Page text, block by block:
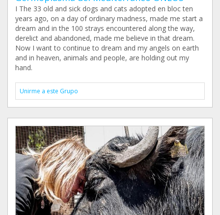
I The 33 old and sick dogs and cats adopted en bloc ten
years ago, on a day of ordinary madness, made me start a
dream and in the 100 strays encountered along the way,
derelict and abandoned, made me believe in that dream.
Now I want to continue to dream and my angels on earth
and in heaven, animals and people, are holding out my
hand.
Unirme a este Grupo